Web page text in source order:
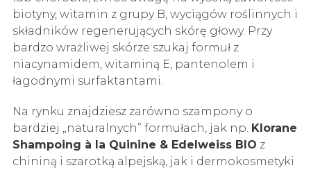
biotyny, witamin z grupy B, wyciągów roślinnych i
składników regenerujących skórę głowy. Przy
bardzo wrażliwej skórze szukaj formuł z
niacynamidem, witaminą E, pantenolem i
łagodnymi surfaktantami.
Na rynku znajdziesz zarówno szampony o
bardziej „naturalnych” formułach, jak np. Klorane
Shampoing à la Quinine & Edelweiss BIO z
chininą i szarotką alpejską, jak i dermokosmetyki